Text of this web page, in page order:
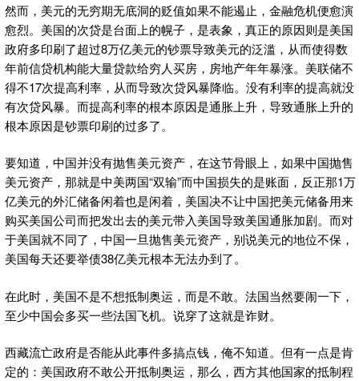
然而，美元的无穷期无底洞的贬值如果不能遏止，金融危机便愈演
愈烈。美国的次贷是台面上的幌子，是表象，真正的原因则是美国
政府多印刷了超过8万亿美元的钞票导致美元的泛滥，从而使得数
年前信贷机构能大量贷款给穷人买房，房地产年年暴涨。美联储不
得不17次提高利率，从而导致次贷风暴降临。没有利率的提高就没
有次贷风暴。而提高利率的根本原因是通胀上升，导致通胀上升的
根本原因是钞票印刷的过多了。
要知道，中国并没有抛售美元资产，在这节骨眼上，如果中国抛售
美元资产，那就是中美两国“双输”而中国损失的是账面，反正那1万
亿美元的外汇储备闲着也是闲着，美国决不让中国把美元储备用来
购买美国公司而把发出去的美元带入美国导致美国通胀加剧。而对
于美国就不同了，中国一旦抛售美元资产，别说美元的地位不保，
美国每天还要举债38亿美元根本无法办到了。
在此时，美国不是不想抵制奥运，而是不敢。法国当然要闹一下，
至少中国会多买一些法国飞机。说穿了这就是诈财。
西藏流亡政府是否能从此事件多搞点钱，俺不知道。但有一点是肯
定的：美国政府不敢公开抵制奥运，那么，西方其他国家的抵制程